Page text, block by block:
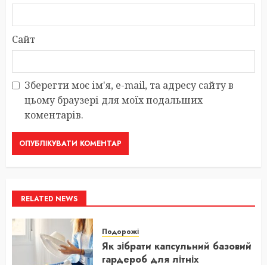
Сайт
Зберегти моє ім'я, e-mail, та адресу сайту в
цьому браузері для моїх подальших
коментарів.
RELATED NEWS
Подорожі
Як зібрати капсульний базовий
гардероб для літніх